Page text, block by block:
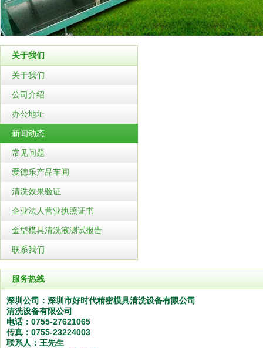
关于我们
关于我们
公司介绍
办公地址
新闻动态
常见问题
爱德乐产品车间
清洗效果验证
企业法人营业执照证书
金型模具清洗液测试报告
联系我们
服务热线
深圳公司：深圳市好时代精密模具清洗设备有限公司
清洗设备有限公司
电话：0755-27621065
传真：0755-23224003
联系人：王先生